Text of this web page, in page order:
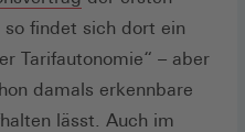
in
einem
neuen
Fenster)
so findet sich dort ein
Tarifautonomie“ – aber
damals erkennbare
lässt. Auch im